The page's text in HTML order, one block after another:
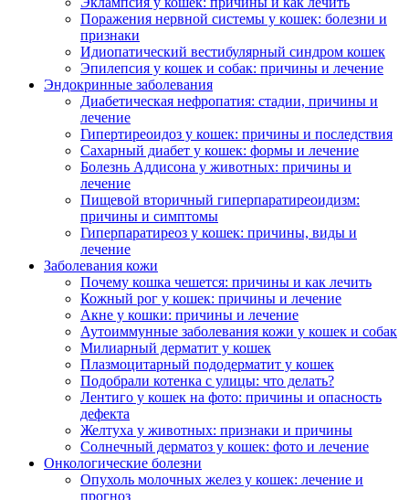
Поражения нервной системы у кошек: болезни и
признаки
Идиопатический вестибулярный синдром кошек
Эпилепсия у кошек и собак: причины и лечение
Эндокринные заболевания
Диабетическая нефропатия: стадии, причины и
лечение
Гипертиреоидоз у кошек: причины и последствия
Сахарный диабет у кошек: формы и лечение
Болезнь Аддисона у животных: причины и
лечение
Пищевой вторичный гиперпаратиреоидизм:
причины и симптомы
Гиперпаратиреоз у кошек: причины, виды и
лечение
Заболевания кожи
Почему кошка чешется: причины и как лечить
Кожный рог у кошек: причины и лечение
Акне у кошки: причины и лечение
Аутоиммунные заболевания кожи у кошек и собак
Милиарный дерматит у кошек
Плазмоцитарный пододерматит у кошек
Подобрали котенка с улицы: что делать?
Лентиго у кошек на фото: причины и опасность
дефекта
Желтуха у животных: признаки и причины
Солнечный дерматоз у кошек: фото и лечение
Онкологические болезни
Опухоль молочных желез у кошек: лечение и
прогноз